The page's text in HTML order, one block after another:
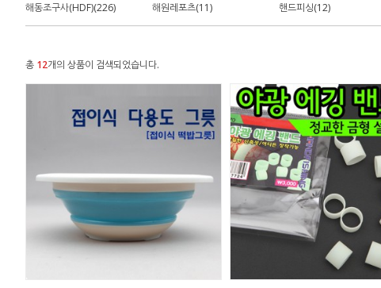
해동조구사(HDF)(226)
해원레포츠(11) 핸드피싱(12)
총 12개의 상품이 검색되었습니다.